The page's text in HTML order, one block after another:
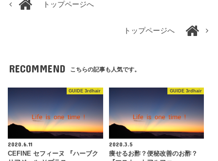
トップページへ
トップページへ
RECOMMEND こちらの記事も人気です。
GUIDE 3rdhair
2020.6.11
CEFINE セフィーヌ 『ハーブク
GUIDE 3rdhair
2020.3.5
痩せるお酢？便秘改善のお酢？